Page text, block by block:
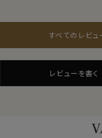
●形態安定でお手入
着用時も洗濯後もシワ
洗濯後もほぼノーアイ
できるだけお手入れを
わ性に優れた生地です。
（形態安定性＝W＆W
●しわを残しにくく
ポリエステル
ドライ加工
ロイヤルオ
すべてのレビュ
レビューを書く